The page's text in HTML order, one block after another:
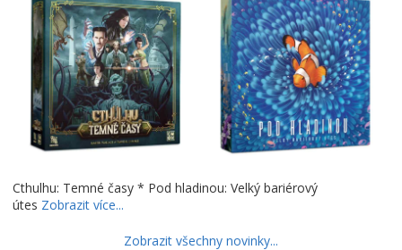
Cthulhu: Temné časy * Pod hladinou: Velký bariérový
útes Zobrazit více...
Zobrazit všechny novinky...